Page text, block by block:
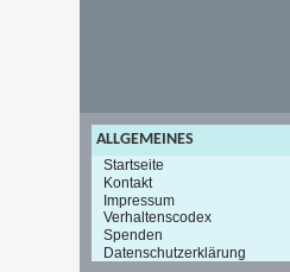
ALLGEMEINES
Startseite
Kontakt
Impressum
Verhaltenscodex
Spenden
Datenschutzerklärung